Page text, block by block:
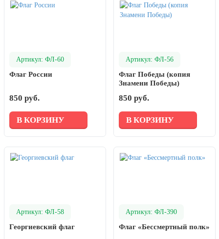
Артикул: ФЛ-60
Флаг России
850 руб.
В КОРЗИНУ
Артикул: ФЛ-56
Флаг Победы (копия
Знамени Победы)
850 руб.
В КОРЗИНУ
Артикул: ФЛ-58
Георгиевский флаг
Артикул: ФЛ-390
Флаг «Бессмертный полк»